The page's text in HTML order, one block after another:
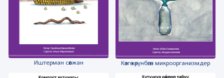
Иштерман сөөлжан Көзгө көрүнбөгөн микроорганизмдер